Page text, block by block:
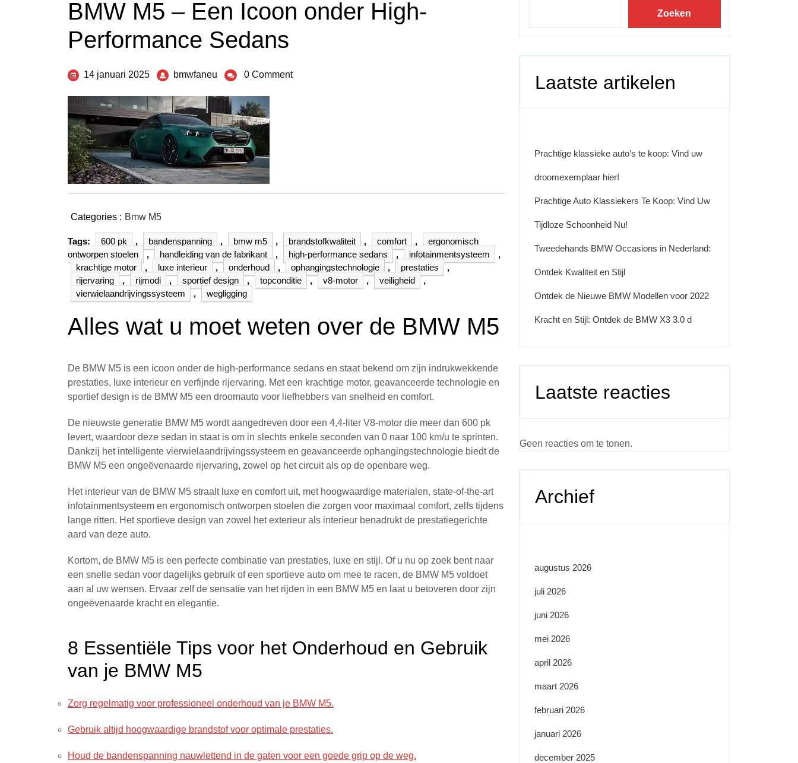
BMW M5 – Een Icoon onder High-
Performance Sedans
14 januari 2025 bmwfaneu 0 Comment
Categories : Bmw M5
Tags: 600 pk , bandenspanning , bmw m5 , brandstofkwaliteit , comfort ,
ergonomisch
ontworpen stoelen
, handleiding van de fabrikant , high-performance sedans , infotainmentsysteem
,
krachtige motor
, luxe interieur , onderhoud , ophangingstechnologie , prestaties
,
rijervaring
, rijmodi , sportief design , topconditie , v8-motor , veiligheid
,
vierwielaandrijvingssysteem
, wegligging
Alles wat u moet weten over de BMW M5
De BMW M5 is een icoon onder de high-performance sedans en staat bekend om zijn indrukwekkende
prestaties, luxe interieur en verfijnde rijervaring. Met een krachtige motor, geavanceerde technologie en
sportief design is de BMW M5 een droomauto voor liefhebbers van snelheid en comfort.
De nieuwste generatie BMW M5 wordt aangedreven door een 4,4-liter V8-motor die meer dan 600 pk
levert, waardoor deze sedan in staat is om in slechts enkele seconden van 0 naar 100 km/u te sprinten.
Dankzij het intelligente vierwielaandrijvingssysteem en geavanceerde ophangingstechnologie biedt de
BMW M5 een ongeëvenaarde rijervaring, zowel op het circuit als op de openbare weg.
Het interieur van de BMW M5 straalt luxe en comfort uit, met hoogwaardige materialen, state-of-the-art
infotainmentsysteem en ergonomisch ontworpen stoelen die zorgen voor maximaal comfort, zelfs tijdens
lange ritten. Het sportieve design van zowel het exterieur als interieur benadrukt de prestatiegerichte
aard van deze auto.
Kortom, de BMW M5 is een perfecte combinatie van prestaties, luxe en stijl. Of u nu op zoek bent naar
een snelle sedan voor dagelijks gebruik of een sportieve auto om mee te racen, de BMW M5 voldoet
aan al uw wensen. Ervaar zelf de sensatie van het rijden in een BMW M5 en laat u betoveren door zijn
ongeëvenaarde kracht en elegantie.
8 Essentiële Tips voor het Onderhoud en Gebruik
van je BMW M5
Zorg regelmatig voor professioneel onderhoud van je BMW M5.
Gebruik altijd hoogwaardige brandstof voor optimale prestaties.
Houd de bandenspanning nauwlettend in de gaten voor een goede grip op de weg.
Zoeken
Laatste artikelen
Prachtige klassieke auto’s te koop: Vind uw
droomexemplaar hier!
Prachtige Auto Klassiekers Te Koop: Vind Uw
Tijdloze Schoonheid Nu!
Tweedehands BMW Occasions in Nederland:
Ontdek Kwaliteit en Stijl
Ontdek de Nieuwe BMW Modellen voor 2022
Kracht en Stijl: Ontdek de BMW X3 3.0 d
Laatste reacties
Geen reacties om te tonen.
Archief
augustus 2026
juli 2026
juni 2026
mei 2026
april 2026
maart 2026
februari 2026
januari 2026
december 2025